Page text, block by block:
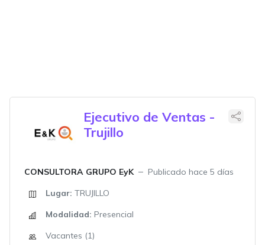
Ejecutivo de Ventas -
Trujillo
CONSULTORA GRUPO EyK
Publicado hace 5 días
Lugar: TRUJILLO
Modalidad: Presencial
Vacantes (1)